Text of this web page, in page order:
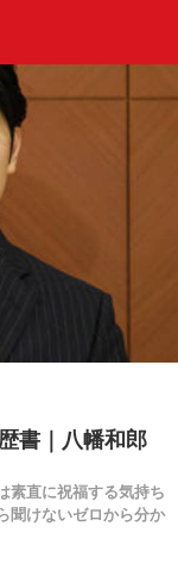
書｜八幡和郎
素直に祝福する気持ち
聞けないゼロから分か